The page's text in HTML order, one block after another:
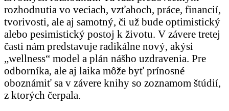
rozhodnutia vo veciach, vzťahoch, práce, financií,
tvorivosti, ale aj samotný, či už bude optimistický
alebo pesimistický postoj k životu. V závere tretej
časti nám predstavuje radikálne nový, akýsi
„wellness“ model a plán nášho uzdravenia. Pre
odborníka, ale aj laika môže byť prínosné
oboznámiť sa v závere knihy so zoznamom štúdií,
z ktorých čerpala.